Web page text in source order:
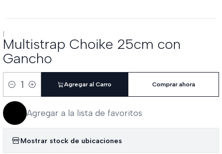
|
Multistrap Choike 25cm con
Gancho
Cantidad
Agregar al Carro Comprar ahora
Agregar a la lista de favoritos
Mostrar stock de ubicaciones